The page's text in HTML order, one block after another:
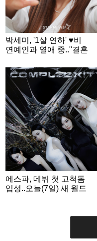
박세미, '1살 연하' ♥비
연예인과 열애 중.."결혼
에스파, 데뷔 첫 고척돔
입성..오늘(7일) 새 월드